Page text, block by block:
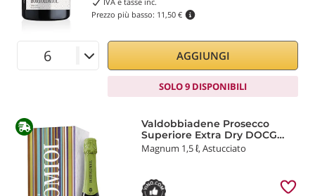
Prezzo più basso: 11,50 €
AGGIUNGI
SOLO 9 DISPONIBILI
Valdobbiadene Prosecco
Superiore Extra Dry DOCG
Senior 2024 Bortolomiol
Magnum 1,5 ℓ, Astucciato